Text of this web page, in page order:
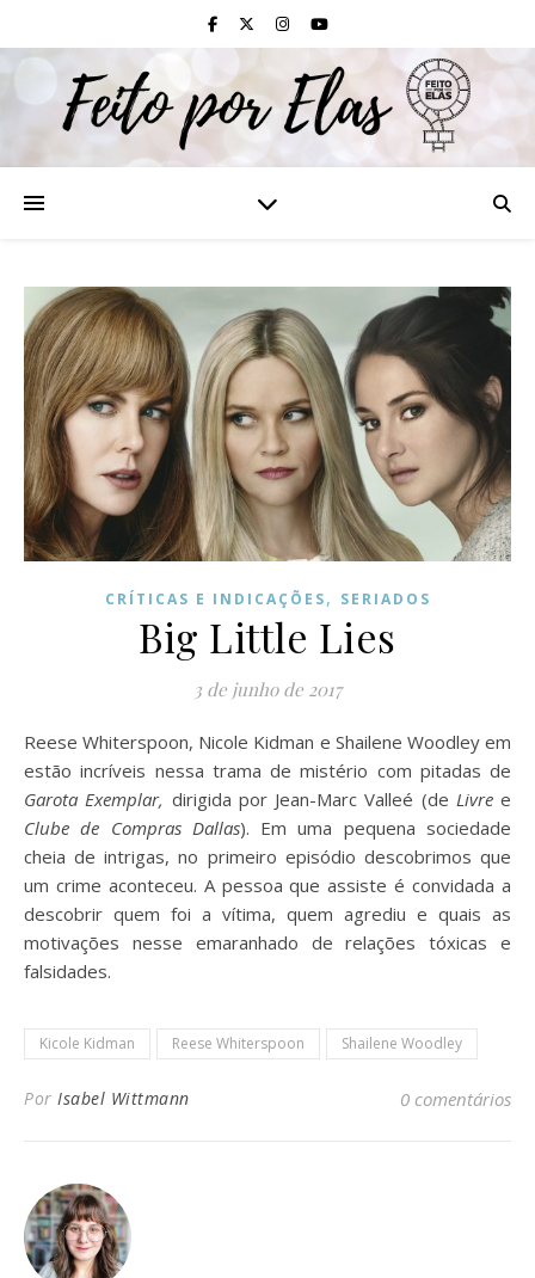
CRÍTICAS E INDICAÇÕES, SERIADOS
Big Little Lies
3 de junho de 2017
Reese Whiterspoon, Nicole Kidman e Shailene Woodley em
estão incríveis nessa trama de mistério com pitadas de
Garota Exemplar, dirigida por Jean-Marc Valleé (de Livree
Clube de Compras Dallas). Em uma pequena sociedade
cheia de intrigas, no primeiro episódio descobrimos que
um crime aconteceu. A pessoa que assiste é convidada a
descobrir quem foi a vítima, quem agrediu e quais as
motivações nesse emaranhado de relações tóxicas e
falsidades.
Kicole Kidman Reese Whiterspoon Shailene Woodley
Por Isabel Wittmann 0 comentários